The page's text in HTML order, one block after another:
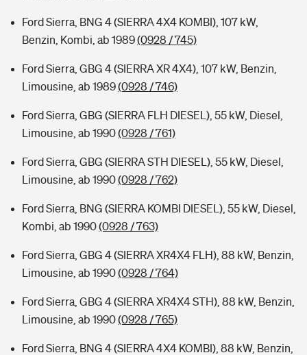
Ford Sierra, BNG 4 (SIERRA 4X4 KOMBI), 107 kW,
Benzin, Kombi, ab 1989(0928 / 745)
Ford Sierra, GBG 4 (SIERRA XR 4X4), 107 kW, Benzin,
Limousine, ab 1989(0928 / 746)
Ford Sierra, GBG (SIERRA FLH DIESEL), 55 kW, Diesel,
Limousine, ab 1990(0928 / 761)
Ford Sierra, GBG (SIERRA STH DIESEL), 55 kW, Diesel,
Limousine, ab 1990(0928 / 762)
Ford Sierra, BNG (SIERRA KOMBI DIESEL), 55 kW, Diesel,
Kombi, ab 1990(0928 / 763)
Ford Sierra, GBG 4 (SIERRA XR4X4 FLH), 88 kW, Benzin,
Limousine, ab 1990(0928 / 764)
Ford Sierra, GBG 4 (SIERRA XR4X4 STH), 88 kW, Benzin,
Limousine, ab 1990(0928 / 765)
Ford Sierra, BNG 4 (SIERRA 4X4 KOMBI), 88 kW, Benzin,